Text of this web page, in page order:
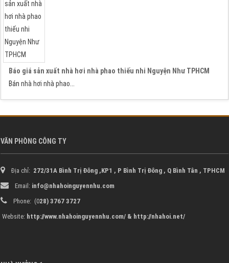
Báo giá sản xuất nhà hơi nhà phao thiếu nhi Nguyện Như TPHCM
Bán nhà hơi nhà phao
VĂN PHÒNG CÔNG TY
Địa chỉ: 272/31A Bình Trị Đông ,KP1 , P Bình Trị Đông , Q Bình Tân , TPHCM
Email: info@nhahoinguyennhu.com
Phone: (028) 3767 3727
Website: http://www.nhahoinguyennhu.com/ & http://nhahoi.net/